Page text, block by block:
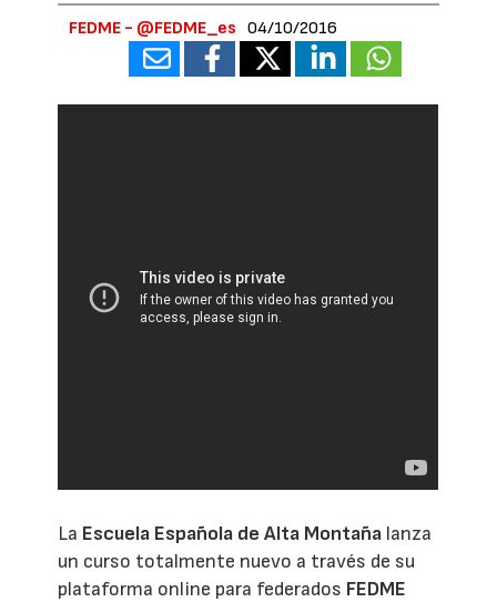
FEDME - @FEDME_es 04/10/2016
La Escuela Española de Alta Montaña lanza
un curso totalmente nuevo a través de su
plataforma online para federados FEDME